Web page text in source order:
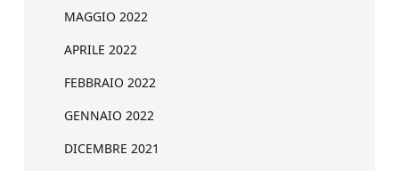
MAGGIO 2022
APRILE 2022
FEBBRAIO 2022
GENNAIO 2022
DICEMBRE 2021